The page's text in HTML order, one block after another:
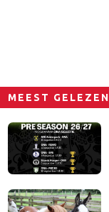
MEEST GELEZEN